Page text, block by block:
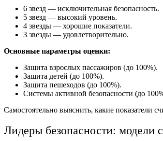
6 звезд — исключительная безопасность.
5 звезд — высокий уровень.
4 звезды — хорошие показатели.
3 звезды — удовлетворительно.
Основные параметры оценки:
Защита взрослых пассажиров (до 100%).
Защита детей (до 100%).
Защита пешеходов (до 100%).
Системы активной безопасности (до
Самостоятельно выяснить, какие показатели
Лидеры безопасности: модели